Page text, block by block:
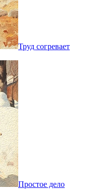
Труд согревает
Простое дело